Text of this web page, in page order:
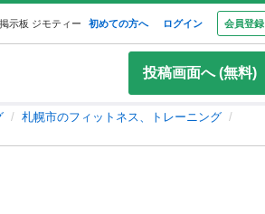
示板 ジモティー 初めての方へ ログイン 会員登録
投稿画面へ (無料)
札幌市のフィットネス、トレーニング